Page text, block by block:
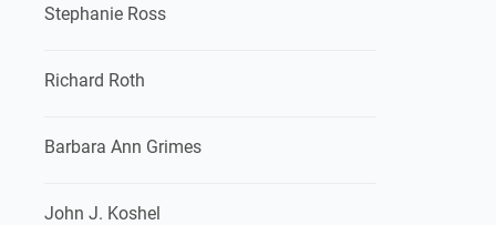
Stephanie Ross
Richard Roth
Barbara Ann Grimes
John J. Koshel